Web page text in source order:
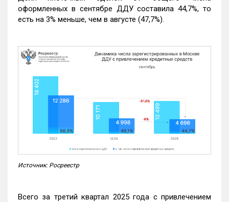
оформленных в сентябре ДДУ составила 44,7%, то
есть на 3% меньше, чем в августе (47,7%).
Источник: Росреестр
Всего за третий квартал 2025 года с привлечением